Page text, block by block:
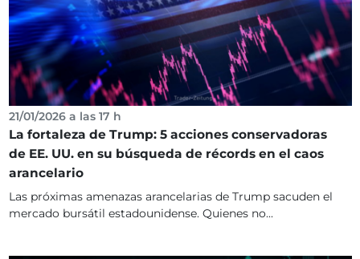
21/01/2026 a las 17 h
La fortaleza de Trump: 5 acciones conservadoras
de EE. UU. en su búsqueda de récords en el caos
arancelario
Las próximas amenazas arancelarias de Trump sacuden el
mercado bursátil estadounidense. Quienes no...